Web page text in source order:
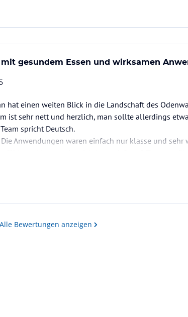
gesundem Essen und wirksamen
hat einen weiten Blick in die Landschaft des
ist sehr nett und herzlich, man sollte allerdings
spricht Deutsch.
Anwendungen waren einfach nur klasse und sehr
Ich werde sicher nächstes Jahr wieder…
Alle Bewertungen anzeigen